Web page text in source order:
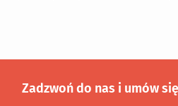
Zadzwoń do nas i umów